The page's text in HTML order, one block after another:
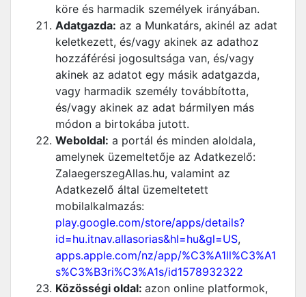
köre és harmadik személyek irányában.
Adatgazda: az a Munkatárs, akinél az adat
keletkezett, és/vagy akinek az adathoz
hozzáférési jogosultsága van, és/vagy
akinek az adatot egy másik adatgazda,
vagy harmadik személy továbbította,
és/vagy akinek az adat bármilyen más
módon a birtokába jutott.
Weboldal: a portál és minden aloldala,
amelynek üzemeltetője az Adatkezelő:
ZalaegerszegAllas.hu, valamint az
Adatkezelő által üzemeltetett
mobilalkalmazás:
play.google.com/store/apps/details?
id=hu.itnav.allasorias&hl=hu&gl=US,
apps.apple.com/nz/app/%C3%A1ll%C3%A1
s%C3%B3ri%C3%A1s/id1578932322
Közösségi oldal: azon online platformok,